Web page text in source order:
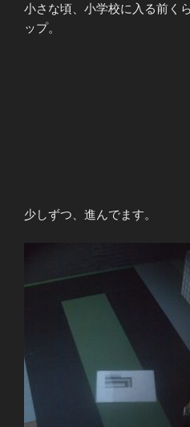
小さな頃、小学校に入る前く
ップ。
少しずつ、進んでます。